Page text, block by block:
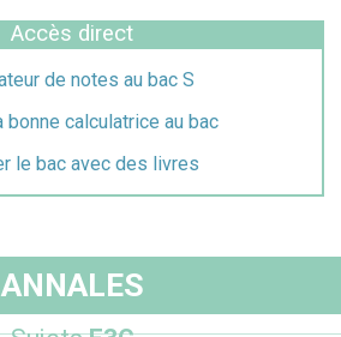
Accès direct
de notes au bac S
bonne calculatrice au bac
le bac avec des livres
ANNALES